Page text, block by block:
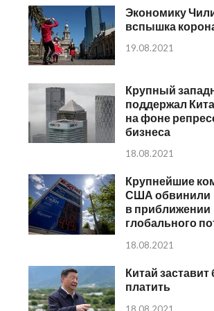
Экономику
вспышка
19.08.2021
Крупный
поддержал
на фоне
бизнеса
18.08.2021
Крупнейшие
США обвинили
в приближении
глобального
18.08.2021
Китай заставит
платить